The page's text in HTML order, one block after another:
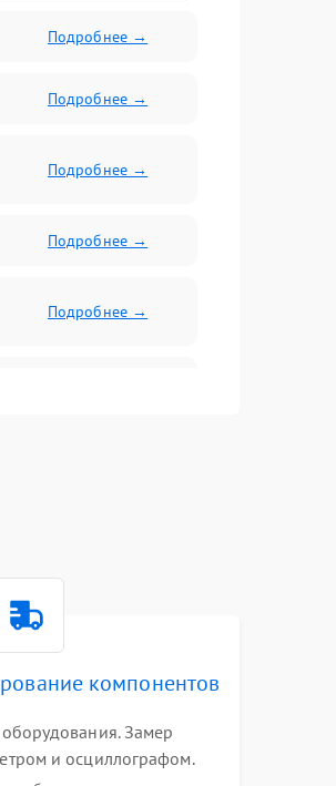
Подробнее →
Подробнее →
Подробнее →
Подробнее →
Подробнее →
компонентов
Замер
и осциллографом.